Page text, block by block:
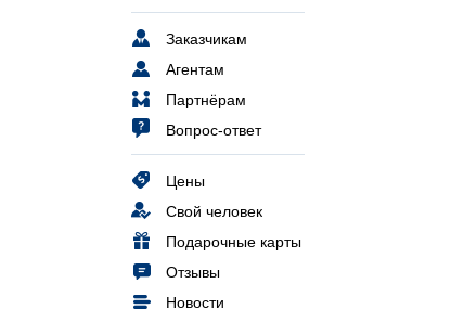
Заказчикам
Агентам
Партнёрам
Вопрос-ответ
Цены
Свой человек
Подарочные карты
Отзывы
Новости